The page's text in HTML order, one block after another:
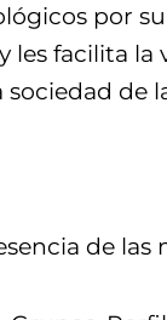
por
facilita
de
de